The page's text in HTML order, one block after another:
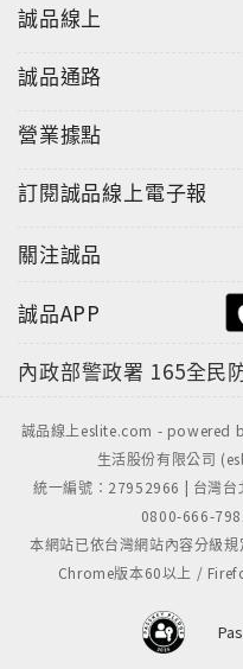
誠品線上
誠品通路
營業據點
訂閱誠品線上電子報
關注誠品
誠品APP
內政部警政署 165全民
誠品線上eslite.com - powered
生活股份有限公司
統一編號：27952966 | 台灣台
0800-666-
本網站已依台灣網站內容分級
Chrome版本60以上 /